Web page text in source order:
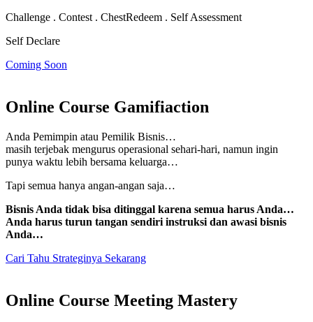
Challenge . Contest . ChestRedeem . Self Assessment
Self Declare
Coming Soon
Online Course Gamifiaction
Anda Pemimpin atau Pemilik Bisnis…
masih terjebak mengurus operasional sehari-hari, namun ingin
punya waktu lebih bersama keluarga…
Tapi semua hanya angan-angan saja…
Bisnis Anda tidak bisa ditinggal karena semua harus Anda…
Anda harus turun tangan sendiri instruksi dan awasi bisnis
Anda…
Cari Tahu Strateginya Sekarang
Online Course Meeting Mastery